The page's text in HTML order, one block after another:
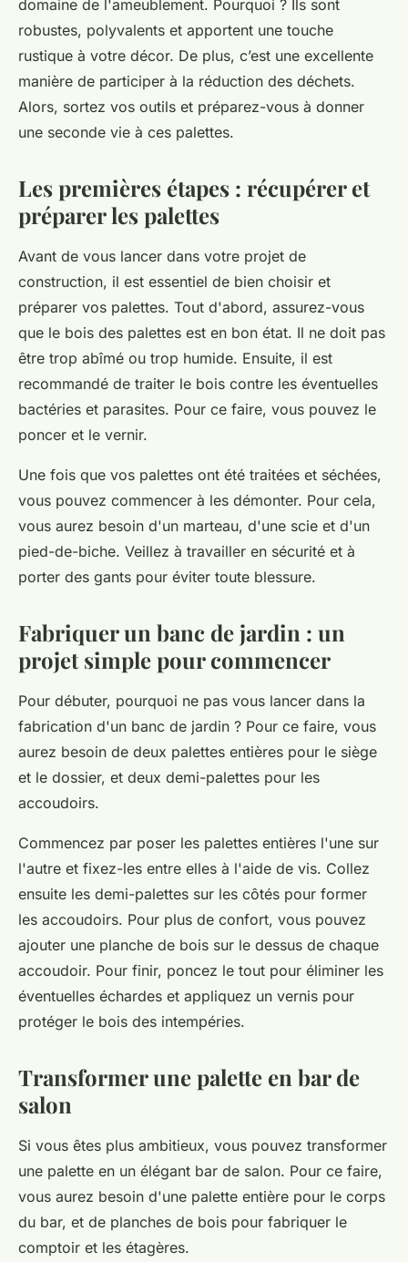
domaine de l'ameublement. Pourquoi ? Ils sont
robustes, polyvalents et apportent une touche
rustique à votre décor. De plus, c’est une excellente
manière de participer à la réduction des déchets.
Alors, sortez vos outils et préparez-vous à donner
une seconde vie à ces palettes.
Les premières étapes : récupérer et
préparer les palettes
Avant de vous lancer dans votre projet de
construction, il est essentiel de bien choisir et
préparer vos palettes. Tout d'abord, assurez-vous
que le bois des palettes est en bon état. Il ne doit pas
être trop abîmé ou trop humide. Ensuite, il est
recommandé de traiter le bois contre les éventuelles
bactéries et parasites. Pour ce faire, vous pouvez le
poncer et le vernir.
Une fois que vos palettes ont été traitées et séchées,
vous pouvez commencer à les démonter. Pour cela,
vous aurez besoin d'un marteau, d'une scie et d'un
pied-de-biche. Veillez à travailler en sécurité et à
porter des gants pour éviter toute blessure.
Fabriquer un banc de jardin : un
projet simple pour commencer
Pour débuter, pourquoi ne pas vous lancer dans la
fabrication d'un banc de jardin ? Pour ce faire, vous
aurez besoin de deux palettes entières pour le siège
et le dossier, et deux demi-palettes pour les
accoudoirs.
Commencez par poser les palettes entières l'une sur
l'autre et fixez-les entre elles à l'aide de vis. Collez
ensuite les demi-palettes sur les côtés pour former
les accoudoirs. Pour plus de confort, vous pouvez
ajouter une planche de bois sur le dessus de chaque
accoudoir. Pour finir, poncez le tout pour éliminer les
éventuelles échardes et appliquez un vernis pour
protéger le bois des intempéries.
Transformer une palette en bar de
salon
Si vous êtes plus ambitieux, vous pouvez transformer
une palette en un élégant bar de salon. Pour ce faire,
vous aurez besoin d'une palette entière pour le corps
du bar, et de planches de bois pour fabriquer le
comptoir et les étagères.